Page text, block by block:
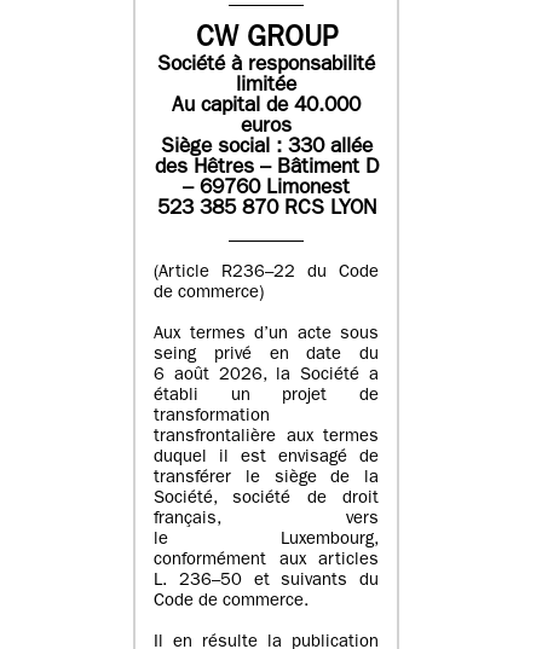
CW GROUP
Société à responsabilité
limitée
Au capital de 40.000
euros
Siège social : 330 allée
des Hêtres – Bâtiment D
– 69760 Limonest
523 385 870 RCS LYON
(Article R236–22 du Code
de commerce)
Aux termes d’un acte sous
seing privé en date du
6 août 2026, la Société a
établi un projet de
transformation
transfrontalière aux termes
duquel il est envisagé de
transférer le siège de la
Société, société de droit
français, vers
le Luxembourg,
conformément aux articles
L. 236–50 et suivants du
Code de commerce.
Il en résulte la publication